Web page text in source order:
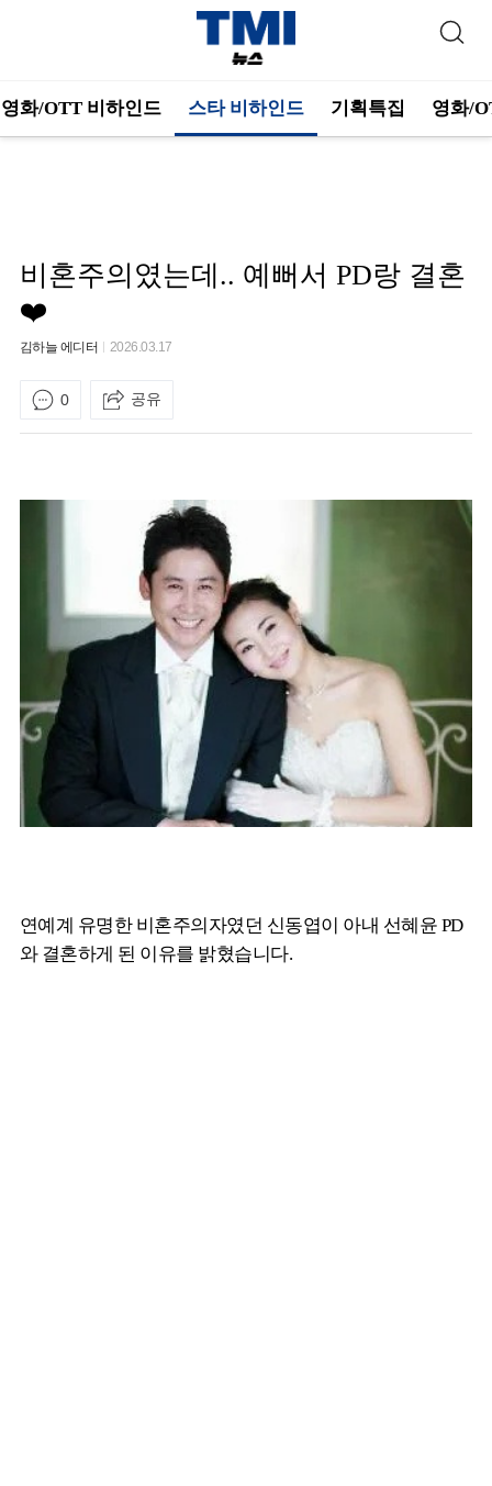
영화/OTT 비하인드 스타 비하인드 기획특집 영화/
비혼주의였는데.. 예뻐서 PD랑 결혼
❤️
김하늘 에디터 2026.03.17
0 공유
연예계 유명한 비혼주의자였던 신동엽이 아내 선혜윤 PD
와 결혼하게 된 이유를 밝혔습니다.